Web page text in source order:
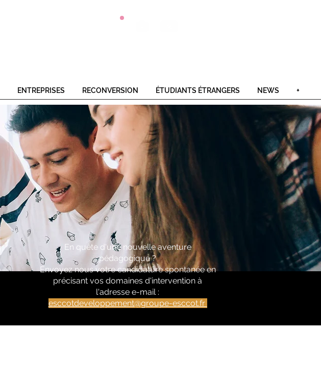
ENTREPRISES RECONVERSION ÉTUDIANTS ÉTRANGERS NEWS +
En quête d'une nouvelle aventure
pédagogique ?
Envoyez nous votre candidature spontanée en
précisant vos domaines d'intervention à
l'adresse e-mail :
esccotdeveloppement@groupe-esccot.fr